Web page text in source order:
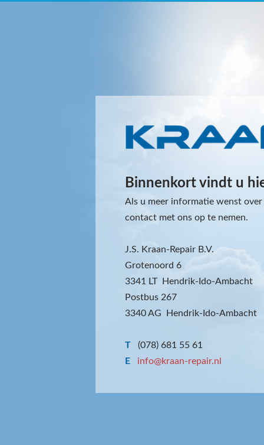
Binnenkort vindt u
Als u meer informatie wenst
contact met ons op te nemen.
J.S. Kraan-Repair B.V.
Grotenoord 6
3341 LT Hendrik-Ido-Ambacht
Postbus 267
3340 AG Hendrik-Ido-Ambacht
T
(078) 681 55 61
E
info@kraan-repair.nl